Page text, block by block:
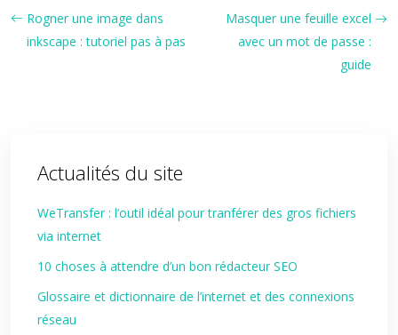
Rogner une image dans
inkscape : tutoriel pas à pas
Masquer une feuille excel
avec un mot de passe :
guide
Actualités du site
WeTransfer : l’outil idéal pour tranférer des gros fichiers
via internet
10 choses à attendre d’un bon rédacteur SEO
Glossaire et dictionnaire de l’internet et des connexions
réseau